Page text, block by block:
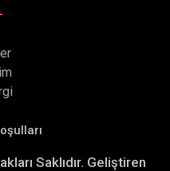
Saklıdır. Geliştiren